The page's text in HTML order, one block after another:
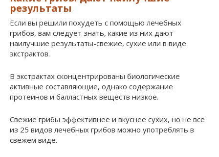
результаты
Если вы решили похудеть с помощью лечебных
грибов, вам следует знать, какие из них дают
наилучшие результаты-свежие, сухие или в виде
экстрактов.
В экстрактах сконцентрированы биологические
активные составляющие, однако содержание
протеинов и балластных веществ низкое.
Свежие грибы эффективнее и вкуснее сухих, но не все
из 25 видов лечебных грибов можно употреблять в
свежем виде.